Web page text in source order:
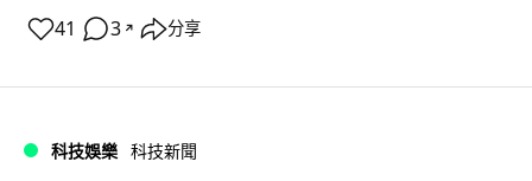
41 3 ↗ 分享
科技娛樂 科技新聞